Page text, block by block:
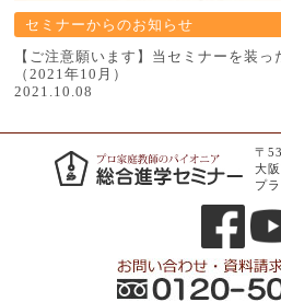
セミナーからのお知らせ
【ご注意願います】当セミナーを装
（2021年10月）
2021.10.08
〒
大
プ